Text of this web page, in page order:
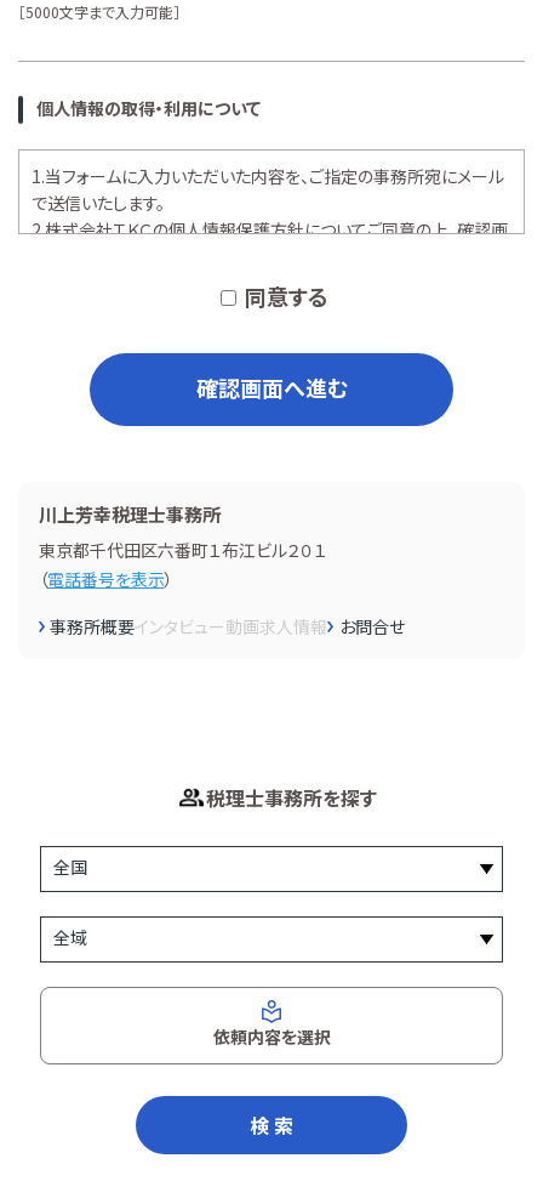
［5000文字まで入力可能］
個人情報の取得・利用について
1.当フォームに入力いただいた内容を、ご指定の事務所宛にメール
で送信いたします。
2.株式会社ＴＫＣの個人情報保護方針についてご同意の上、確認画
同意する
確認画面へ進む
川上芳幸税理士事務所
東京都千代田区六番町１布江ビル２０１
（電話番号を表示）
事務所概要インタビュー動画求人情報 お問合せ
税理士事務所を探す
依頼内容を選択
検 索